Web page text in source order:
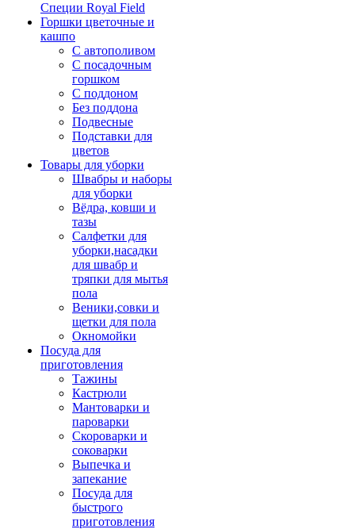
Специи Royal Field
Горшки цветочные и
кашпо
С автополивом
С посадочным
горшком
С поддоном
Без поддона
Подвесные
Подставки для
цветов
Товары для уборки
Швабры и наборы
для уборки
Вёдра, ковши и
тазы
Салфетки для
уборки,насадки
для швабр и
тряпки для мытья
пола
Веники,совки и
щетки для пола
Окномойки
Посуда для
приготовления
Тажины
Кастрюли
Мантоварки и
пароварки
Скороварки и
соковарки
Выпечка и
запекание
Посуда для
быстрого
приготовления